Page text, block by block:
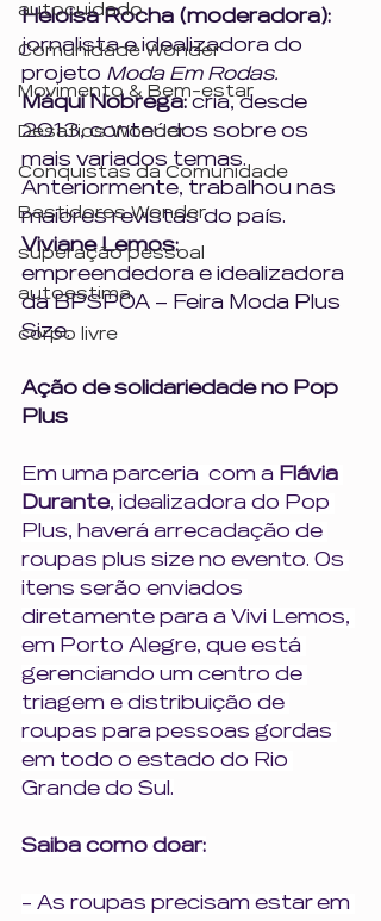
autocuidado
Comunidade Wonder
Movimento & Bem-estar
Desafios Wonder
Conquistas da Comunidade
Bastidores Wonder
superação pessoal
autoestima
corpo livre
Heloisa Rocha (moderadora):
jornalista e idealizadora do
projeto Moda Em Rodas.
Máqui Nobrega: cria, desde
2013, conteúdos sobre os
mais variados temas.
Anteriormente, trabalhou nas
maiores revistas do país.
Viviane Lemos:
empreendedora e idealizadora
da BPSPOA – Feira Moda Plus
Size.
Ação de solidariedade no Pop
Plus
Em uma parceria  com a Flávia
Durante, idealizadora do Pop
Plus, haverá arrecadação de
roupas plus size no evento. Os
itens serão enviados
diretamente para a Vivi Lemos,
em Porto Alegre, que está
gerenciando um centro de
triagem e distribuição de
roupas para pessoas gordas
em todo o estado do Rio
Grande do Sul.
Saiba como doar:
- As roupas precisam estar em